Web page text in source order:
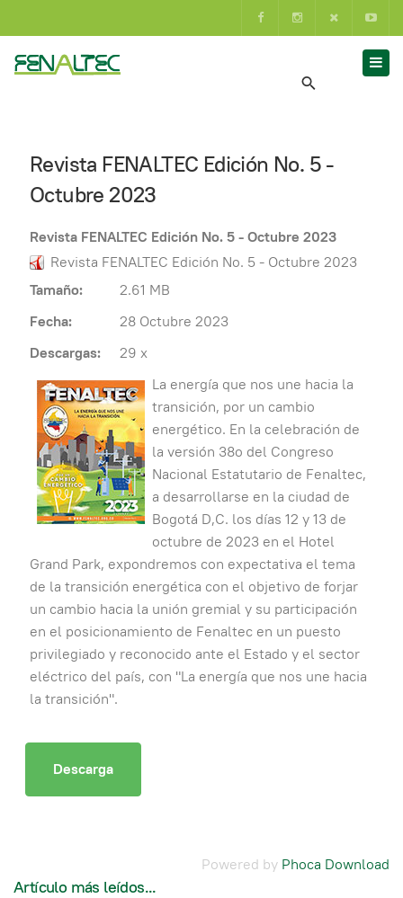
Revista FENALTEC Edición No. 5 -
Octubre 2023
Revista FENALTEC Edición No. 5 - Octubre 2023
Revista FENALTEC Edición No. 5 - Octubre 2023
Tamaño:
2.61 MB
Fecha:
28 Octubre 2023
Descargas:
29 x
La energía que nos une hacia la
transición, por un cambio
energético. En la celebración de
la versión 38o del Congreso
Nacional Estatutario de Fenaltec,
a desarrollarse en la ciudad de
Bogotá D,C. los días 12 y 13 de
octubre de 2023 en el Hotel
Grand Park, expondremos con expectativa el tema
de la transición energética con el objetivo de forjar
un cambio hacia la unión gremial y su participación
en el posicionamiento de Fenaltec en un puesto
privilegiado y reconocido ante el Estado y el sector
eléctrico del país, con "La energía que nos une hacia
la transición".
Powered by Phoca Download
Artículo más leídos...